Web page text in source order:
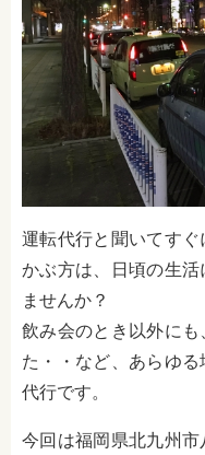
運転代行と聞いてす
かぶ方は、日頃の生
ませんか？
飲み会のとき以外に
た・・など、あらゆ
代行です。
今回は福岡県北九州